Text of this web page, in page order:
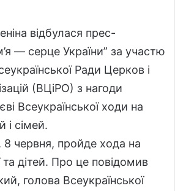
відбулася прес-
— серце України” за участю
Ради Церков і
(ВЦіРО) з нагоди
Всеукраїнської ходи на
і сімей.
8 червня, пройде хода на
та дітей. Про це повідомив
голова Всеукраїнської